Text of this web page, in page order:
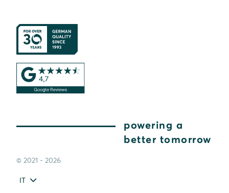
powering a
better tomorrow
© 2021 - 2026
IT